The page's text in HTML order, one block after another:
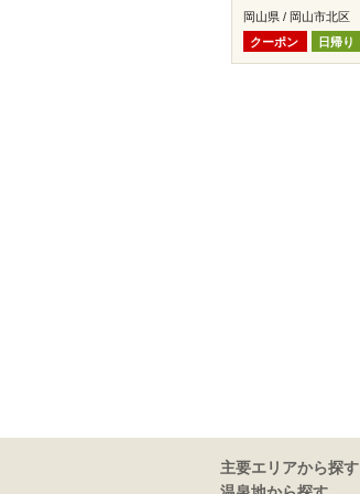
岡山県 / 岡山市北区
クーポン
日帰り
主要エリアから探す